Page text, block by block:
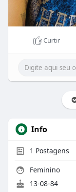
Curtir
Info
1 Postagens
Feminino
13-08-84